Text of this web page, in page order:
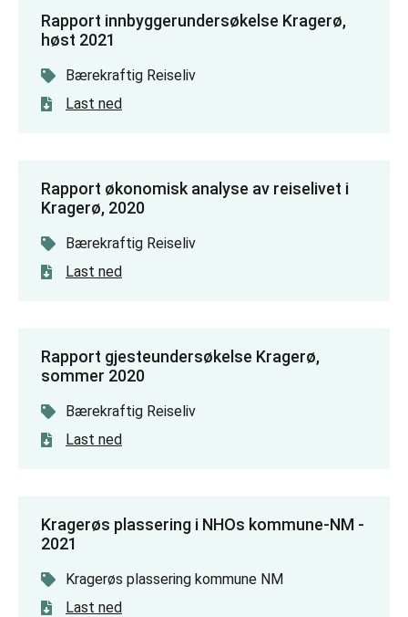
Rapport innbyggerundersøkelse Kragerø,
høst 2021
Bærekraftig Reiseliv
Last ned
Rapport økonomisk analyse av reiselivet i
Kragerø, 2020
Bærekraftig Reiseliv
Last ned
Rapport gjesteundersøkelse Kragerø,
sommer 2020
Bærekraftig Reiseliv
Last ned
Kragerøs plassering i NHOs kommune-NM -
2021
Kragerøs plassering kommune NM
Last ned